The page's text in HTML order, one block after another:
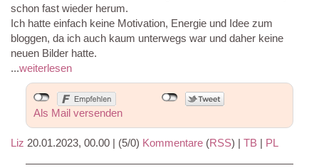
schon fast wieder herum.
Ich hatte einfach keine Motivation, Energie und Idee zum
bloggen, da ich auch kaum unterwegs war und daher keine
neuen Bilder hatte.
...weiterlesen
Als Mail versenden
Liz 20.01.2023, 00.00 | (5/0) Kommentare (RSS) | TB | PL